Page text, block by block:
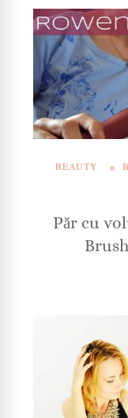
BEAUTY
Păr cu